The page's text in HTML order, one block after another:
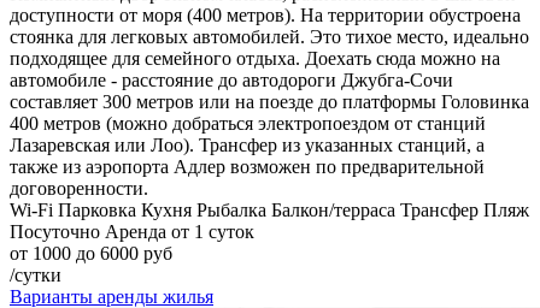
доступности от моря (400 метров). На территории обустроена
стоянка для легковых автомобилей. Это тихое место, идеально
подходящее для семейного отдыха. Доехать сюда можно на
автомобиле - расстояние до автодороги Джубга-Сочи
составляет 300 метров или на поезде до платформы Головинка
400 метров (можно добраться электропоездом от станций
Лазаревская или Лоо). Трансфер из указанных станций, а
также из аэропорта Адлер возможен по предварительной
договоренности.
Wi-Fi Парковка Кухня Рыбалка Балкон/терраса Трансфер Пляж
Посуточно Аренда от 1 суток
от 1000 до 6000 руб
/сутки
Варианты аренды жилья